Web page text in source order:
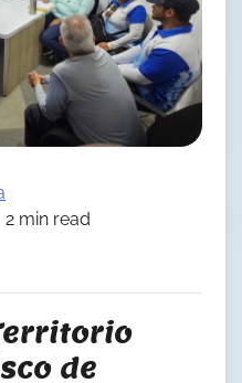
2 min read
de